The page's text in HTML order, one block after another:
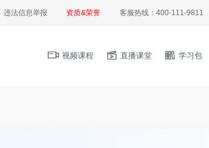
违法信息举报 资质&荣誉 客服热线：400-111-9811
视频课程 直播课堂 学习包